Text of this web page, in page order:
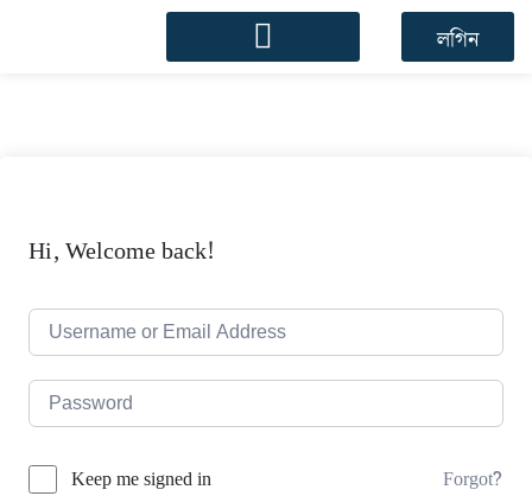
লগিন
Hi, Welcome back!
Keep me signed in Forgot?